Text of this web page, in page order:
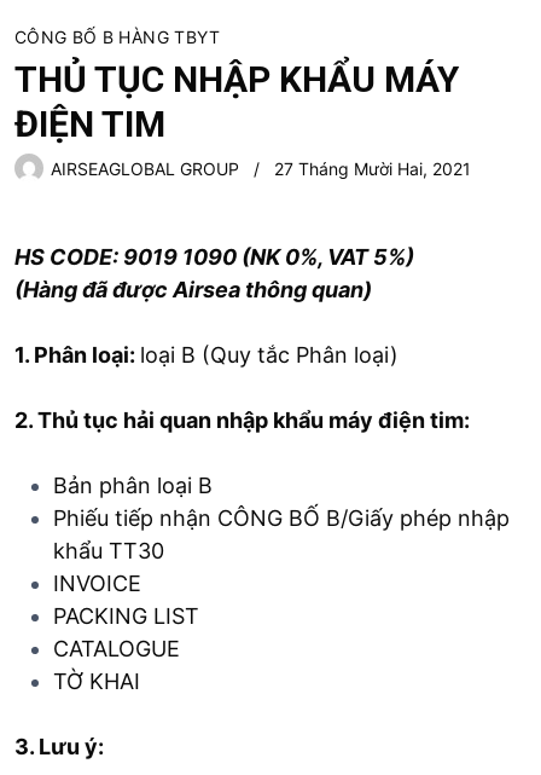
CÔNG BỐ B HÀNG TBYT
THỦ TỤC NHẬP KHẨU MÁY
ĐIỆN TIM
AIRSEAGLOBAL GROUP 27 Tháng Mười Hai, 2021
HS CODE: 9019 1090 (NK 0%, VAT 5%)
(Hàng đã được Airsea thông quan)
1. Phân loại: loại B (Quy tắc Phân loại)
2. Thủ tục hải quan nhập khẩu máy điện tim:
Bản phân loại B
Phiếu tiếp nhận CÔNG BỐ B/Giấy phép nhập
khẩu TT30
INVOICE
PACKING LIST
CATALOGUE
TỜ KHAI
3. Lưu ý: